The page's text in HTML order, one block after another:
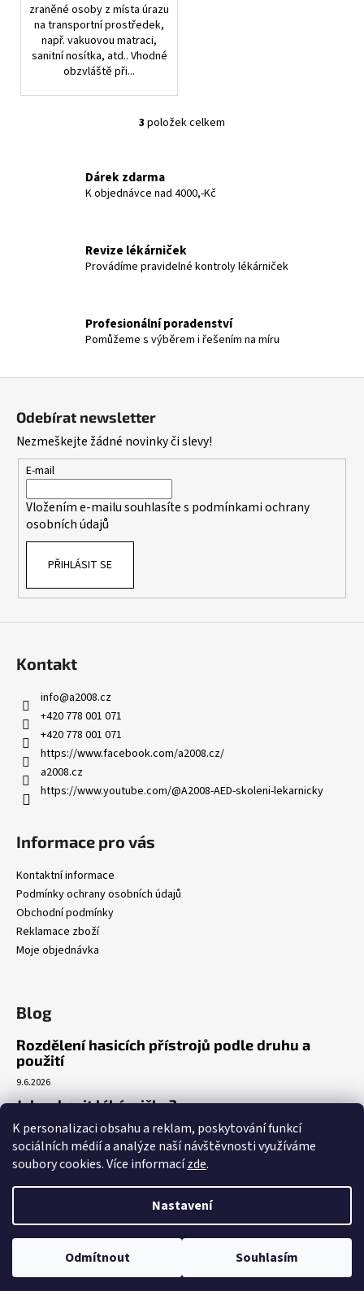
K personalizaci obsahu a reklam, poskytování funkcí
sociálních médií a analýze naší návštěvnosti využíváme
soubory cookies. Více informacízde.
Nastavení
Odmítnout Souhlasím
zraněné osoby z místa úrazu
na transportní prostředek,
např. vakuovou matraci,
sanitní nosítka, atd.. Vhodné
obzvláště při...
O
á
d
í
p
k
y
ý
s
3 položek celkem
Dárek zdarma
K objednávce nad 4000,-Kč
Revize lékárniček
Provádíme pravidelné kontroly lékárniček
Profesionální poradenství
Pomůžeme s výběrem i řešením na míru
Odebírat newsletter
Nezmeškejte žádné novinky či slevy!
E-mail
Vložením e-mailu souhlasíte s podmínkami ochrany
osobních údajů
PŘIHLÁSIT SE
Kontakt
info@a2008.cz
+420 778 001 071
+420 778 001 071
https://www.facebook.com/a2008.cz/
a2008.cz
https://www.youtube.com/@A2008-AED-skoleni-lekarnicky
Informace pro vás
Kontaktní informace
Podmínky ochrany osobních údajů
Obchodní podmínky
Reklamace zboží
Moje objednávka
Blog
Rozdělení hasicích přístrojů podle druhu a
použití
9.6.2026
Jak vybavit lékárničku?
7.3.2026
Venkovní realizace umístění AED
5.3.2026
Copyright 2026A|2008. Všechna práva vyhrazena.Upravit nastavení